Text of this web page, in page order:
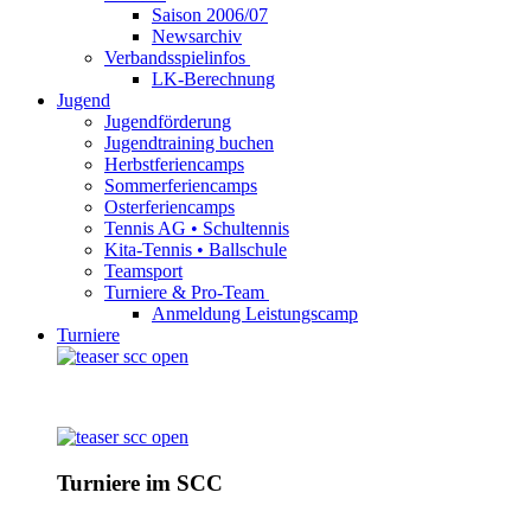
Saison 2006/07
Newsarchiv
Verbandsspielinfos
LK-Berechnung
Jugend
Jugendförderung
Jugendtraining buchen
Herbstferiencamps
Sommerferiencamps
Osterferiencamps
Tennis AG • Schultennis
Kita-Tennis • Ballschule
Teamsport
Turniere & Pro-Team
Anmeldung Leistungscamp
Turniere
Turniere im SCC